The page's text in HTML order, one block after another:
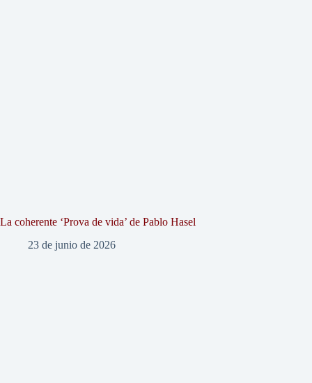
La coherente ‘Prova de vida’ de Pablo Hasel
23 de junio de 2026